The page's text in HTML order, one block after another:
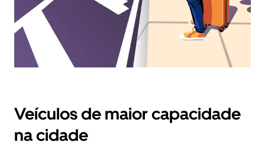
fechar
calendário.
Veículos de maior capacidade
na cidade